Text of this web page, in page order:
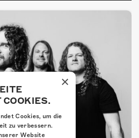
×
Cookies, um die
zu verbessern.
Website